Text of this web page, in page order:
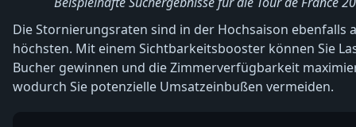
Die Stornierungsraten sind in der Hochsaison ebenfalls
höchsten. Mit einem Sichtbarkeitsbooster können Sie
Bucher gewinnen und die Zimmerverfügbarkeit
wodurch Sie potenzielle Umsatzeinbußen vermeiden.